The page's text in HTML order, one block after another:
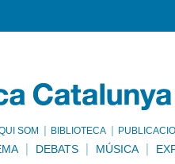
SOM BIBLIOTECA
DEBATS MÚSICA